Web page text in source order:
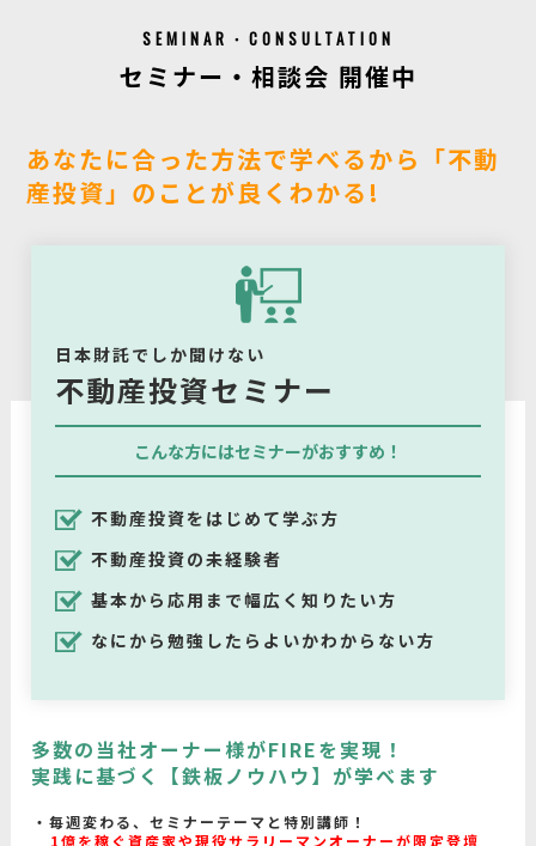
SEMINAR・CONSULTATION
セミナー・相談会 開催中
あなたに合った方法で学べるから「不動
産投資」のことが良くわかる!
日本財託でしか聞けない
不動産投資セミナー
こんな方にはセミナーがおすすめ！
不動産投資をはじめて学ぶ方
不動産投資の未経験者
基本から応用まで幅広く知りたい方
なにから勉強したらよいかわからない方
多数の当社オーナー様がFIREを実現！
実践に基づく【鉄板ノウハウ】が学べます
毎週変わる、セミナーテーマと特別講師！
1億を稼ぐ資産家や現役サラリーマンオーナーが限定登壇